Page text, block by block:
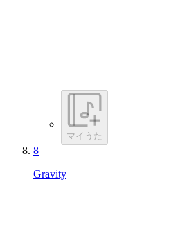
マイうた
8
Gravity